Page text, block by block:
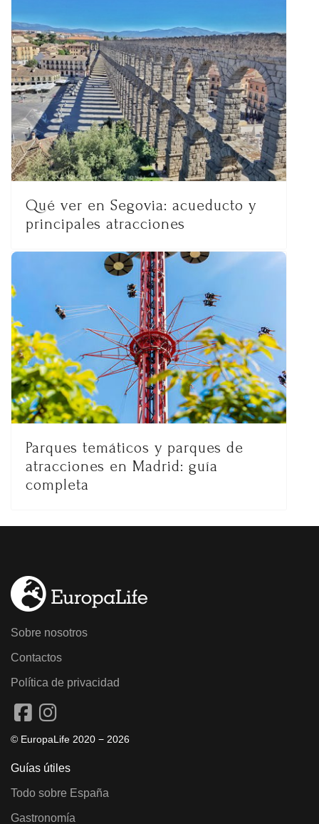
Qué ver en Segovia: acueducto y
principales atracciones
Parques temáticos y parques de
atracciones en Madrid: guía
completa
Sobre nosotros
Contactos
Política de privacidad
© EuropaLife 2020 − 2026
Guías útiles
Todo sobre España
Gastronomía